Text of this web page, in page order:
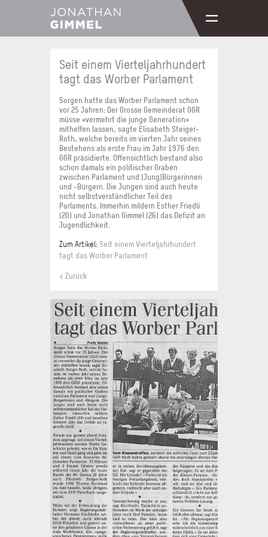
Seit einem Vierteljahrhundert
tagt das Worber Parlament
Sorgen hatte das Worber Parlament schon
vor 25 Jahren: Der Grosse Gemeinderat GGR
müsse «vermehrt die junge Generation»
mithelfen lassen, sagte Elisabeth Steiger-
Roth, welche bereits im vierten Jahr seines
Bestehens als erste Frau im Jahr 1976 den
GGR präsidierte. Offensichtlich bestand also
schon damals ein politischer Graben
zwischen Parlament und (Jung)Bürgerinnen
und -Bürgern. Die Jungen sind auch heute
nicht selbstverständlicher Teil des
Parlaments. Immerhin mildern Esther Friedli
(20) und Jonathan Gimmel (26) das Defizit an
Jugendlichkeit.
Zum Artikel: Seit einem Vierteljahrhundert
tagt das Worber Parlament
< Zurück